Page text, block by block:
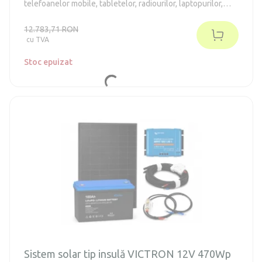
telefoanelor mobile, tabletelor, radiourilor, laptopurilor,
la 130 de litri (în conformitate cu vechiul standard A++).
Sistemul nu necesită întreținere.
12.783,71 RON
cu TVA
Stoc epuizat
Sistem solar tip insulă VICTRON 12V 470Wp